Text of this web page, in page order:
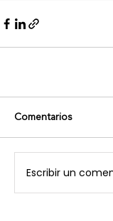
Comentarios
Escribir un